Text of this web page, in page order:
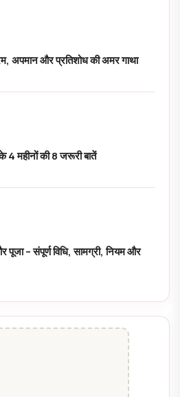
अपमान और प्रतिशोध की अमर गाथा
4 महीनों की 8 जरूरी बातें
पूजा – संपूर्ण विधि, सामग्री, नियम और